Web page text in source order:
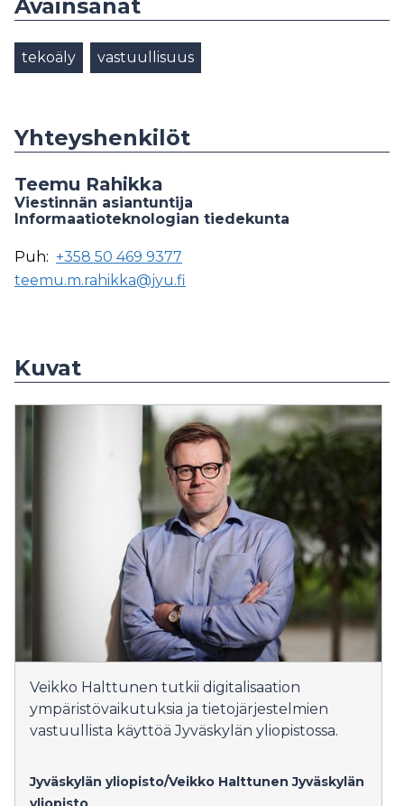
Avainsanat
tekoäly vastuullisuus
Yhteyshenkilöt
Teemu Rahikka
Viestinnän asiantuntija
Informaatioteknologian tiedekunta
Puh: +358 50 469 9377
teemu.m.rahikka@jyu.fi
Kuvat
Veikko Halttunen tutkii digitalisaation
ympäristövaikutuksia ja tietojärjestelmien
vastuullista käyttöä Jyväskylän yliopistossa.
Jyväskylän yliopisto/Veikko Halttunen Jyväskylän